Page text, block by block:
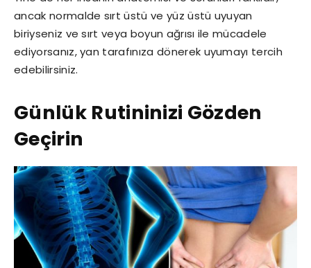
ancak normalde sırt üstü ve yüz üstü uyuyan
biriyseniz ve sırt veya boyun ağrısı ile mücadele
ediyorsanız, yan tarafınıza dönerek uyumayı tercih
edebilirsiniz.
Günlük Rutininizi Gözden
Geçirin